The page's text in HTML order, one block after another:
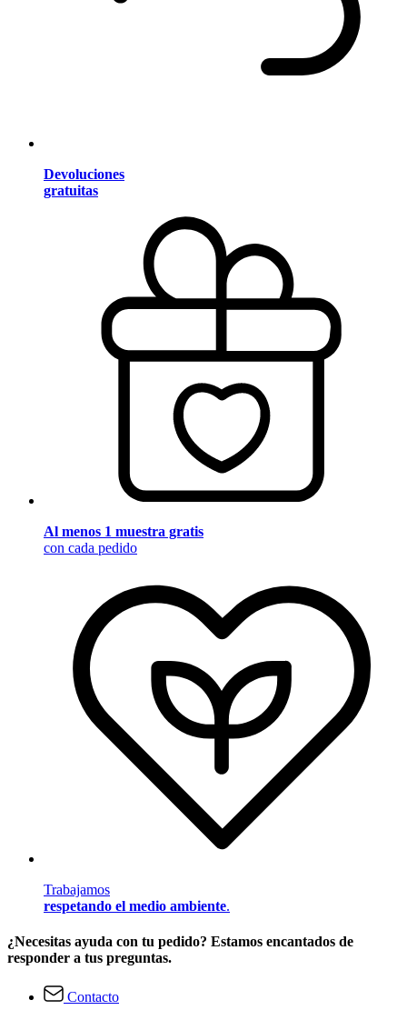
Devoluciones
gratuitas
Al menos 1 muestra gratis
con cada pedido
Trabajamos
respetando el medio ambiente.
¿Necesitas ayuda con tu pedido? Estamos encantados de
responder a tus preguntas.
Contacto